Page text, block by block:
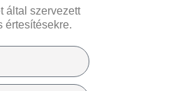
által szervezett
értesítésekre.